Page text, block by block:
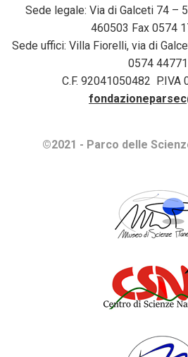
Sede legale: Via di Galceti 74 –
460503 Fax 0574
Sede uffici: Villa Fiorelli, via di
0574 44771
C.F. 92041050482 P.IVA
©2021 - Parco delle